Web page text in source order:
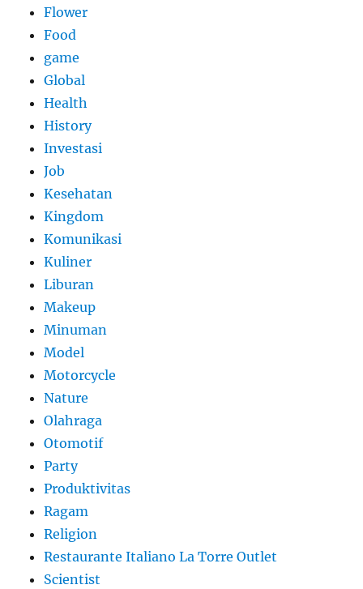
Flower
Food
game
Global
Health
History
Investasi
Job
Kesehatan
Kingdom
Komunikasi
Kuliner
Liburan
Makeup
Minuman
Model
Motorcycle
Nature
Olahraga
Otomotif
Party
Produktivitas
Ragam
Religion
Restaurante Italiano La Torre Outlet
Scientist